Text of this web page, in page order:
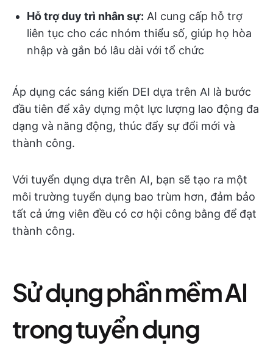
Hỗ trợ duy trì nhân sự: AI cung cấp hỗ trợ
liên tục cho các nhóm thiểu số, giúp họ hòa
nhập và gắn bó lâu dài với tổ chức
Áp dụng các sáng kiến DEI dựa trên AI là bước
đầu tiên để xây dựng một lực lượng lao động đa
dạng và năng động, thúc đẩy sự đổi mới và
thành công.
Với tuyển dụng dựa trên AI, bạn sẽ tạo ra một
môi trường tuyển dụng bao trùm hơn, đảm bảo
tất cả ứng viên đều có cơ hội công bằng để đạt
thành công.
Sử dụng phần mềm AI
trong tuyển dụng